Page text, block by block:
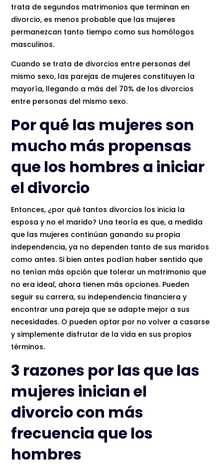
trata de segundos matrimonios que terminan en
divorcio, es menos probable que las mujeres
permanezcan tanto tiempo como sus homólogos
masculinos.
Cuando se trata de divorcios entre personas del
mismo sexo, las parejas de mujeres constituyen la
mayoría, llegando a más del 70% de los divorcios
entre personas del mismo sexo.
Por qué las mujeres son
mucho más propensas
que los hombres a iniciar
el divorcio
Entonces, ¿por qué tantos divorcios los inicia la
esposa y no el marido? Una teoría es que, a medida
que las mujeres continúan ganando su propia
independencia, ya no dependen tanto de sus maridos
como antes. Si bien antes podían haber sentido que
no tenían más opción que tolerar un matrimonio que
no era ideal, ahora tienen más opciones. Pueden
seguir su carrera, su independencia financiera y
encontrar una pareja que se adapte mejor a sus
necesidades. O pueden optar por no volver a casarse
y simplemente disfrutar de la vida en sus propios
términos.
3 razones por las que las
mujeres inician el
divorcio con más
frecuencia que los
hombres